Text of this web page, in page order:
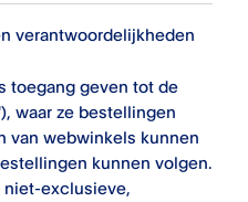
verantwoordelijkheden
toegang geven tot de
waar ze bestellingen
van webwinkels kunnen
kunnen volgen.
niet-exclusieve,